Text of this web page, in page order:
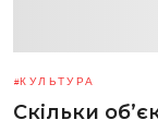
КУЛЬТУРА
Скільки